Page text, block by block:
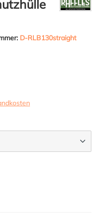
D-RLB130straight